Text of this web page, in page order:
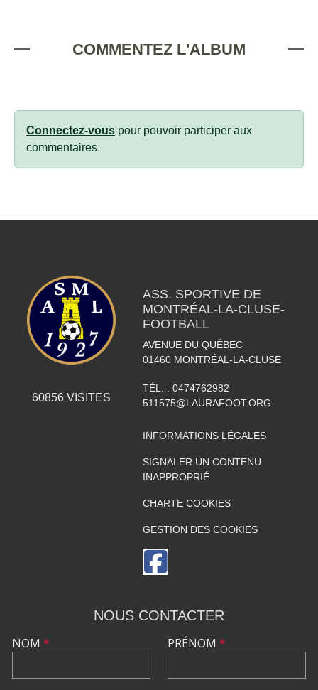
COMMENTEZ L'ALBUM
Connectez-vous pour pouvoir participer aux
commentaires.
60856VISITES
ASS. SPORTIVE DE
MONTRÉAL-LA-CLUSE-
FOOTBALL
AVENUE DU QUÉBEC
01460 MONTRÉAL-LA-CLUSE
TÉL. : 0474762982
511575@LAURAFOOT.ORG
INFORMATIONS LÉGALES
SIGNALER UN CONTENU
INAPPROPRIÉ
CHARTE COOKIES
GESTION DES COOKIES
NOUS CONTACTER
NOM * PRÉNOM *